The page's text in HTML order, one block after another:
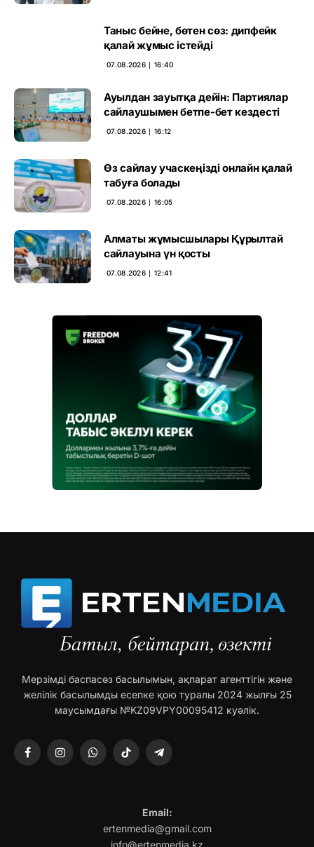
Таныс бейне, бөтен сөз: дипфейк
қалай жұмыс істейді
07.08.2026 ∣ 16:40
Ауылдан зауытқа дейін: Партиялар
сайлаушымен бетпе-бет кездесті
07.08.2026 ∣ 16:12
Өз сайлау учаскеңізді онлайн қалай
табуға болады
07.08.2026 ∣ 16:05
Алматы жұмысшылары Құрылтай
сайлауына үн қосты
07.08.2026 ∣ 12:41
Мерзімді баспасөз басылымын, ақпарат агенттігін және
желілік басылымды есепке қою туралы 2024 жылғы 25
маусымдағы №KZ09VPY00095412 куәлік.
FacebookInstagramWhatsAppTikTok Telegram
Email:
ertenmedia@gmail.com